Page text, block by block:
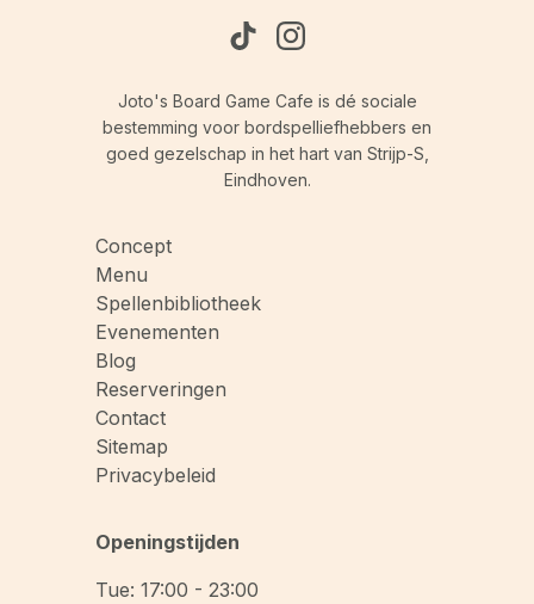
Joto's Board Game Cafe is dé sociale
bestemming voor bordspelliefhebbers en
goed gezelschap in het hart van Strijp-S,
Eindhoven.
Concept
Menu
Spellenbibliotheek
Evenementen
Blog
Reserveringen
Contact
Sitemap
Privacybeleid
Openingstijden
Tue: 17:00 - 23:00